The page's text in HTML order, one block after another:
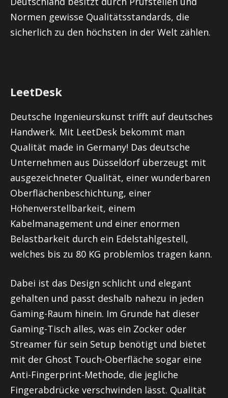
Normen gewisse Qualitätsstandards, die
sicherlich zu den höchsten in der Welt zählen.
LeetDesk
Deutsche Ingenieurskunst trifft auf deutsches
Handwerk. Mit LeetDesk bekommt man
Qualität made in Germany! Das deutsche
Unternehmen aus Düsseldorf überzeugt mit
ausgezeichneter Qualität, einer wunderbaren
Oberflächenbeschichtung, einer
Höhenverstellbarkeit, einem
Kabelmanagement und einer enormen
Belastbarkeit durch ein Edelstahlgestell,
welches bis zu 80 KG problemlos tragen kann.
Dabei ist das Design schlicht und elegant
gehalten und passt deshalb nahezu in jeden
Gaming-Raum hinein. Im Grunde hat dieser
Gaming-Tisch alles, was ein Zocker oder
Streamer für sein Setup benötigt und bietet
mit der Ghost Touch-Oberfläche sogar eine
Anti-Fingerprint-Methode, die jegliche
Fingerabdrücke verschwinden lässt. Qualität